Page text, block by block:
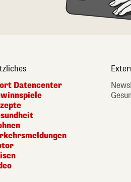
Datencenter